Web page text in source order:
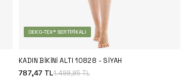
OEKO-TEX® SERTIFIKALI
KADIN BIKINI ALTI 10828 - SIYAH
787,47TL1.499,95TL